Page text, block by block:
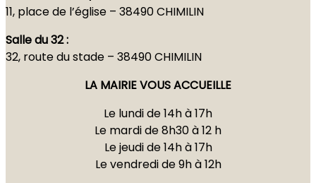
11, place de l’église – 38490 CHIMILIN
Salle du 32 :
32, route du stade – 38490 CHIMILIN
LA MAIRIE VOUS ACCUEILLE
Le lundi de 14h à 17h
Le mardi de 8h30 à 12 h
Le jeudi de 14h à 17h
Le vendredi de 9h à 12h